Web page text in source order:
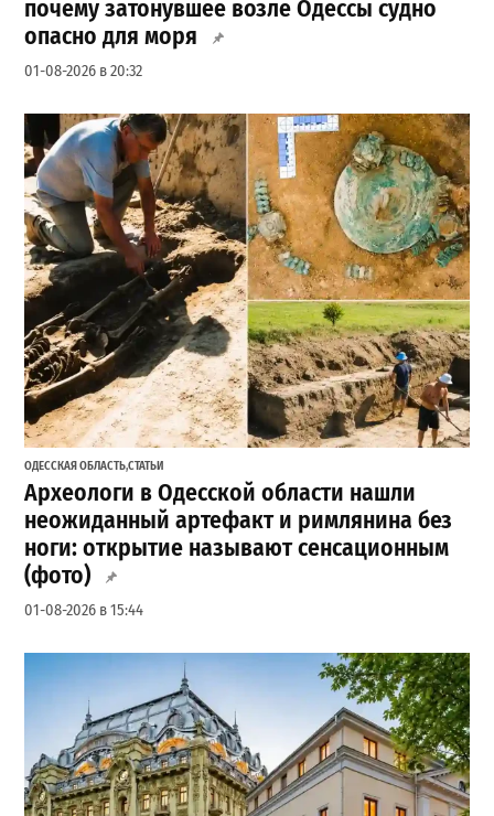
почему затонувшее возле Одессы судно
опасно для моря
01-08-2026 в 20:32
ОДЕССКАЯ ОБЛАСТЬ,СТАТЬИ
Археологи в Одесской области нашли
неожиданный артефакт и римлянина без
ноги: открытие называют сенсационным
(фото)
01-08-2026 в 15:44